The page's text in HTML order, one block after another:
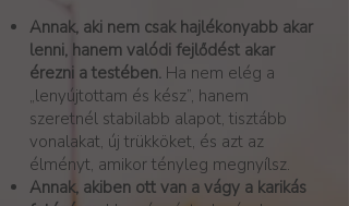
Annak, aki nem csak hajlékonyabb akar
lenni, hanem valódi fejlődést akar
érezni a testében. Ha nem elég a
„lenyújtottam és kész”, hanem
szeretnél stabilabb alapot, tisztább
vonalakat, új trükköket, és azt az
élményt, amikor tényleg megnyílsz.
Annak, akiben ott van a vágy a karikás